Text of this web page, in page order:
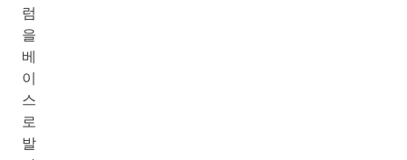
럼
을
베
이
스
로
발